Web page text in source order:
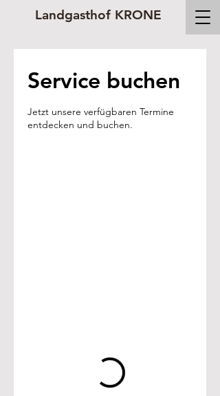
Landgasthof KRONE
Service buchen
Jetzt unsere verfügbaren Termine
entdecken und buchen.